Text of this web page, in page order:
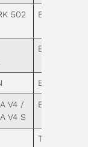
502
Enduro
Enduro
Enduro
V4 /
V4 S
Enduro
Turismo